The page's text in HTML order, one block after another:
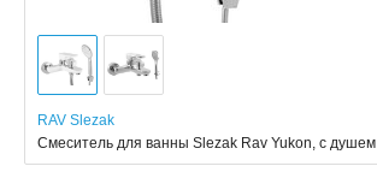
RAV Slezak
Смеситель для ванны Slezak Rav Yukon, с душем